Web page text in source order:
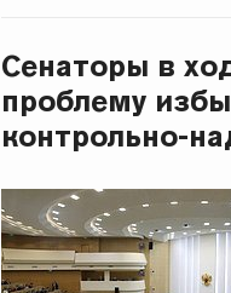
Сенаторы в
проблему
контрольно-